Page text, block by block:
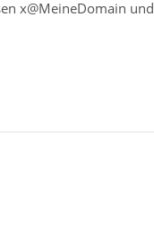
x@MeineDomain und